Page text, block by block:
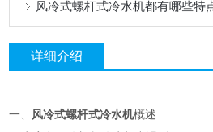
风冷式螺杆式冷水机都有哪些特
详细介绍
一、 风冷式螺杆式冷水机概述